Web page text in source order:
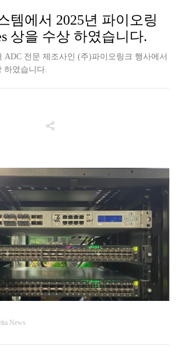
템에서 2025년 파이오링
상을 수상 하였습니다.
ADC 전문 제조사인 (주)파이오링크 행사에서
하였습니다.
News